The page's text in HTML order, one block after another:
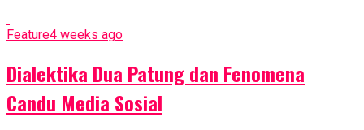
Feature4 weeks ago
Dialektika Dua Patung dan Fenomena
Candu Media Sosial